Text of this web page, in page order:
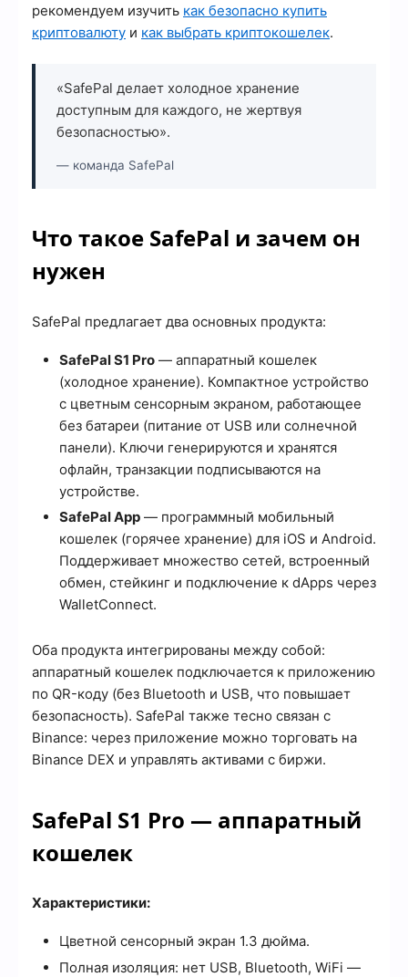
рекомендуем изучить как безопасно купить
криптовалюту и как выбрать криптокошелек.
«SafePal делает холодное хранение
доступным для каждого, не жертвуя
безопасностью».
— команда SafePal
Что такое SafePal и зачем он
нужен
SafePal предлагает два основных продукта:
SafePal S1 Pro — аппаратный кошелек
(холодное хранение). Компактное устройство
с цветным сенсорным экраном, работающее
без батареи (питание от USB или солнечной
панели). Ключи генерируются и хранятся
офлайн, транзакции подписываются на
устройстве.
SafePal App — программный мобильный
кошелек (горячее хранение) для iOS и Android.
Поддерживает множество сетей, встроенный
обмен, стейкинг и подключение к dApps через
WalletConnect.
Оба продукта интегрированы между собой:
аппаратный кошелек подключается к приложению
по QR-коду (без Bluetooth и USB, что повышает
безопасность). SafePal также тесно связан с
Binance: через приложение можно торговать на
Binance DEX и управлять активами с биржи.
SafePal S1 Pro — аппаратный
кошелек
Характеристики:
Цветной сенсорный экран 1.3 дюйма.
Полная изоляция: нет USB, Bluetooth, WiFi —